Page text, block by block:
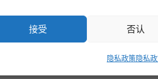
接受 否认
隐私政策隐私